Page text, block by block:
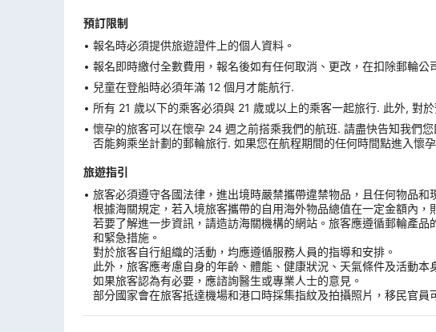
預訂限制
報名時必須提供旅遊證件上的個人資料。
報名即時繳付全數費用，報名後如有任何取消、更改，在扣除郵輪
兒童在登船時必須年滿 12 個月才能航行.
所有 21 歲以下的乘客必須與 21 歲或以上的乘客一起旅行. 此外, 對
懷孕的旅客可以在懷孕 24 週之前搭乘我們的航班. 請盡快告知我們
否能夠乘坐計劃的郵輪旅行. 如果您在航程期間的任何時間點進入
旅遊指引
旅客必須遵守各國法律，進出境時嚴禁攜帶違禁物品，且任何物品和
根據海關規定，若入境旅客攜帶的自用海外物品總值在一定金額內
若要了解進一步資訊，請造訪海關機構的網站。旅客應遵循郵輪產
和緊急措施。
對於旅客自行組織的活動，均應遵循服務人員的指導和安排。
此外，旅客應考慮自身的年齡、體能、健康狀況、天氣條件及活動
如果旅客認為有必要，應諮詢醫生或專業人士的意見。
部分國家會在旅客抵達機場和港口時採集指紋及拍攝照片，移民官